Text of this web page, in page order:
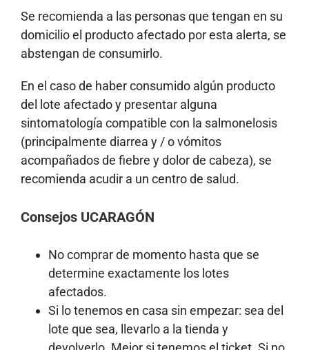
Se recomienda a las personas que tengan en su
domicilio el producto afectado por esta alerta, se
abstengan de consumirlo.
En el caso de haber consumido algún producto
del lote afectado y presentar alguna
sintomatología compatible con la salmonelosis
(principalmente diarrea y / o vómitos
acompañados de fiebre y dolor de cabeza), se
recomienda acudir a un centro de salud.
Consejos UCARAGÓN
No comprar de momento hasta que se
determine exactamente los lotes
afectados.
Si lo tenemos en casa sin empezar: sea del
lote que sea, llevarlo a la tienda y